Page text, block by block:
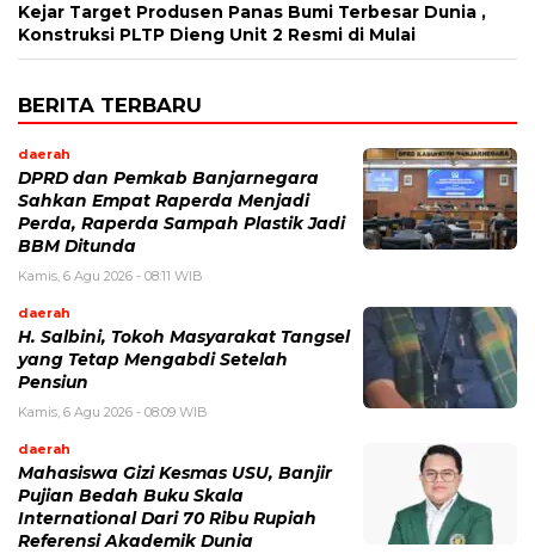
Kejar Target Produsen Panas Bumi Terbesar Dunia ,
Konstruksi PLTP Dieng Unit 2 Resmi di Mulai
BERITA TERBARU
daerah
DPRD dan Pemkab Banjarnegara
Sahkan Empat Raperda Menjadi
Perda, Raperda Sampah Plastik Jadi
BBM Ditunda
Kamis, 6 Agu 2026 - 08:11 WIB
daerah
H. Salbini, Tokoh Masyarakat Tangsel
yang Tetap Mengabdi Setelah
Pensiun
Kamis, 6 Agu 2026 - 08:09 WIB
daerah
Mahasiswa Gizi Kesmas USU, Banjir
Pujian Bedah Buku Skala
International Dari 70 Ribu Rupiah
Referensi Akademik Dunia